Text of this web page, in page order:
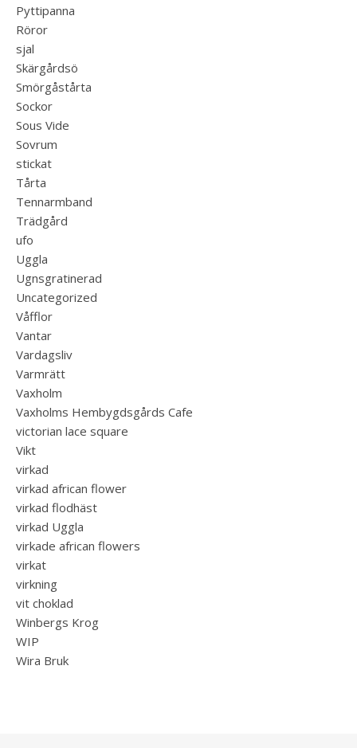
Pyttipanna
Röror
sjal
Skärgårdsö
Smörgåstårta
Sockor
Sous Vide
Sovrum
stickat
Tårta
Tennarmband
Trädgård
ufo
Uggla
Ugnsgratinerad
Uncategorized
Våfflor
Vantar
Vardagsliv
Varmrätt
Vaxholm
Vaxholms Hembygdsgårds Cafe
victorian lace square
Vikt
virkad
virkad african flower
virkad flodhäst
virkad Uggla
virkade african flowers
virkat
virkning
vit choklad
Winbergs Krog
WIP
Wira Bruk